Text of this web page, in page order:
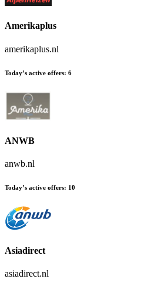
Amerikaplus
amerikaplus.nl
Today’s active offers: 6
ANWB
anwb.nl
Today’s active offers: 10
Asiadirect
asiadirect.nl